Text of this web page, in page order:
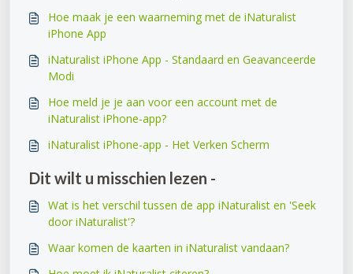
Hoe maak je een waarneming met de iNaturalist
iPhone App
iNaturalist iPhone App - Standaard en Geavanceerde
Modi
Hoe meld je je aan voor een account met de
iNaturalist iPhone-app?
iNaturalist iPhone-app - Het Verken Scherm
Dit wilt u misschien lezen -
Wat is het verschil tussen de app iNaturalist en 'Seek
door iNaturalist'?
Waar komen de kaarten in iNaturalist vandaan?